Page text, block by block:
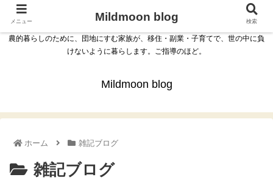
農的暮らしのために、団地にすむ家族が、移住・副業・子育てで、世の中に負
けないように暮らします。ご指導のほど。
Mildmoon blog
ホーム 雑記ブログ
雑記ブログ
メニュー Mildmoon blog 検索